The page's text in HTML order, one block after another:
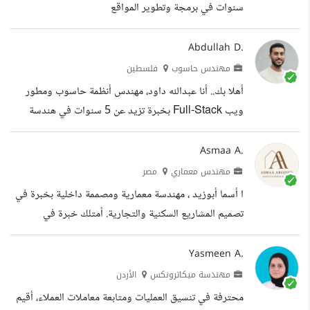
اليومية، أو أخصائي تقني لإدارة الأنظمة، فأنا أقدم حلولا
دقيقة، منظمة، وقابلة...
سنوات في برمجة وتطوير المواقع
Abdullah D.
مهندس حاسوب فلسطين
أهلا بك.. أنا عبدالله داود، مهندس أنظمة حاسوب ومطور
ويب Full-Stack بخبرة تزيد عن 5 سنوات في هندسة
الحلول الرقمية. تخصصي يتجاوز مجرد كتابة الأكواد إلى
Laravel. ــــــــــــــــــــــــــــــــــــــــــــــــــــــــــــــــ التعليم القيمة
التي أضيفها لفريقك أو مشروعك عبر بعيد: الترسانة التقنية:
لماذا أنا الشريك التقني المناسب بصفتي قائد فريق سابق،
أدرك أهمية الشفافية في العمل عن بعد. ألتزم بالموارد...
Asmaa A.
مهندس معماري مصر
ا أسما أبوزيد ، مهندسة معمارية ومصممة داخلية بخبرة في
تصميم المشاريع السكنية والتجارية. أمتلك خبرة في
التصميم ثلاثي الأبعاد والأنيميشن، عملت ك Freelance
الجمال والوظيفة،وتصميم الوجهات المعمارية والمخططات
التنفيذية، وكذلك ك 3D Animator في مجال الميديا
Yasmeen A.
مهندسة ميكاترونكس الأردن
محترفة في تنسيق العمليات ومتابعة معاملات العملاء، أقيم